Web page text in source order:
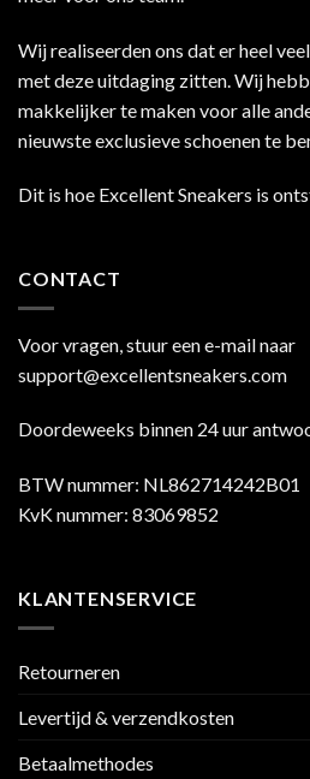
Wij realiseerden ons dat er heel
met deze uitdaging zitten. Wij
makkelijker te maken voor alle
nieuwste exclusieve schoenen te
Dit is hoe Excellent Sneakers is
CONTACT
Voor vragen, stuur een e-mail naar
support@excellentsneakers.com
Doordeweeks binnen 24 uur
BTW nummer: NL862714242B01
KvK nummer: 83069852
KLANTENSERVICE
Retourneren
Levertijd & verzendkosten
Betaalmethodes